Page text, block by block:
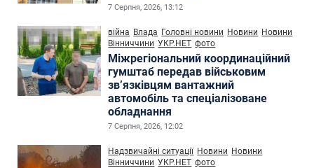
7 Серпня, 2026, 13:12
війна Влада Головні новини Новини Новини
Вінниччини УКР.НЕТ фото
Міжрегіональний координаційний
гумштаб передав військовим
зв’язківцям вантажний
автомобіль та спеціалізоване
обладнання
7 Серпня, 2026, 12:02
Надзвичайні ситуації Новини Новини
Вінниччини УКР.НЕТ фото